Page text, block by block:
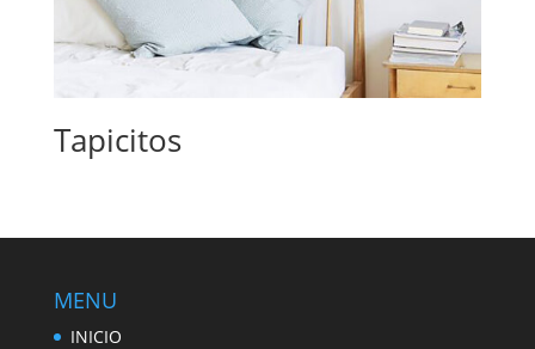
Tapicitos
MENU
INICIO